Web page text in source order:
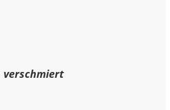
verschmiert